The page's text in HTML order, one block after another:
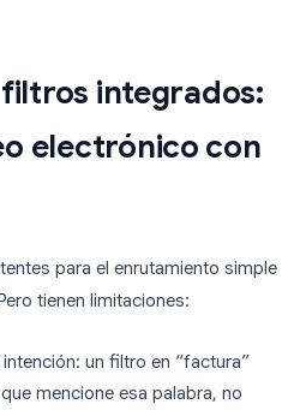
filtros integrados:
electrónico con
para el enrutamiento simple
tienen limitaciones:
un filtro en “factura”
mencione esa palabra, no